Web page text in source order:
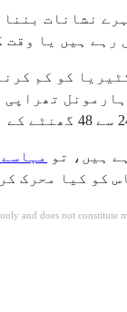
نشانات
رہے ہیں یا وقت
کو کم
ہیں، تو
کو کیا محرک
and does not constitute